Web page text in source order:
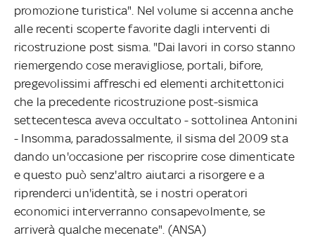
promozione turistica". Nel volume si accenna anche
alle recenti scoperte favorite dagli interventi di
ricostruzione post sisma. "Dai lavori in corso stanno
riemergendo cose meravigliose, portali, bifore,
pregevolissimi affreschi ed elementi architettonici
che la precedente ricostruzione post-sismica
settecentesca aveva occultato - sottolinea Antonini
- Insomma, paradossalmente, il sisma del 2009 sta
dando un'occasione per riscoprire cose dimenticate
e questo può senz'altro aiutarci a risorgere e a
riprenderci un'identità, se i nostri operatori
economici interverranno consapevolmente, se
arriverà qualche mecenate". (ANSA)